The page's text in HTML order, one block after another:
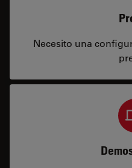
Necesito una